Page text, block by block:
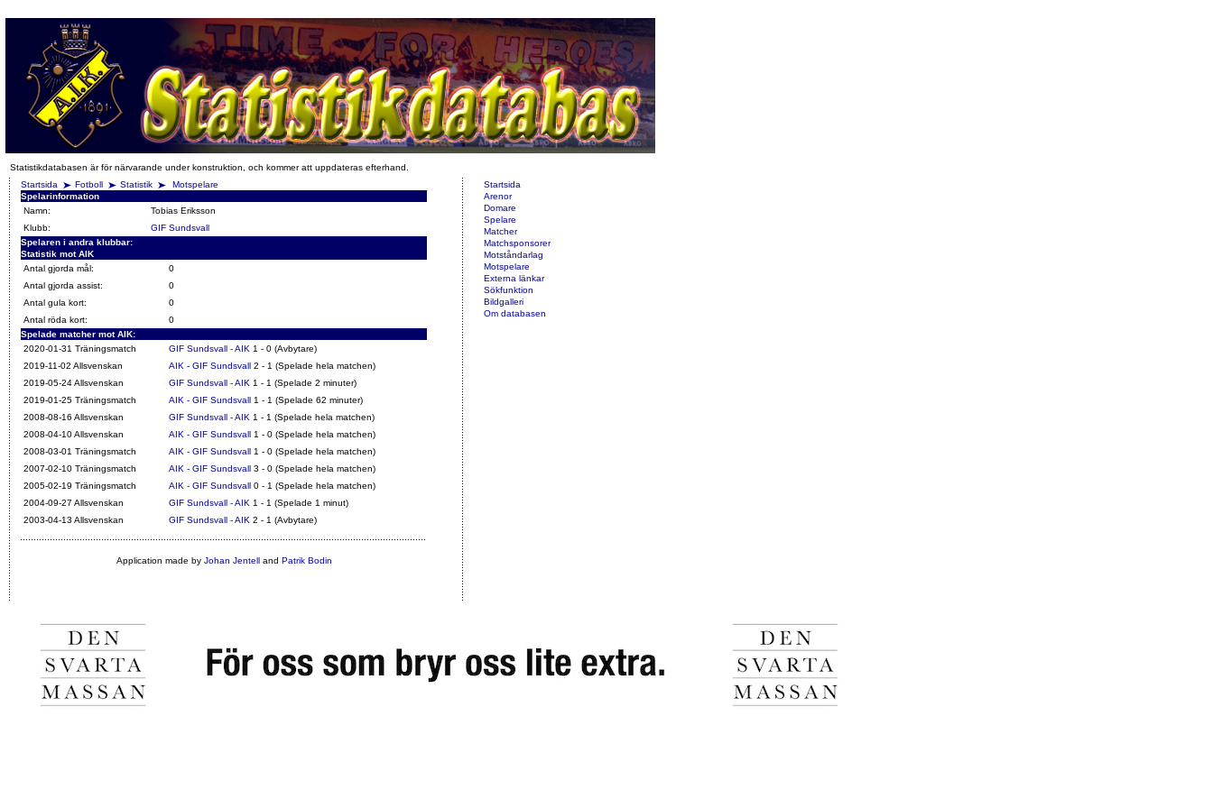
Statistikdatabasen är för närvarande under konstruktion, och kommer att uppdateras efterhand.
Startsida
Fotboll Statistik
Motspelare
Spelarinformation
Namn:
Tobias Eriksson
Klubb:
GIF Sundsvall
Spelaren i andra klubbar:
Statistik mot AIK
Antal gjorda mål:
0
Antal gjorda assist:
0
Antal gula kort:
0
Antal röda kort:
0
Spelade matcher mot AIK:
2020-01-31 Träningsmatch
GIF Sundsvall - AIK 1 - 0 (Avbytare)
2019-11-02 Allsvenskan
AIK - GIF Sundsvall 2 - 1 (Spelade hela matchen)
2019-05-24 Allsvenskan
GIF Sundsvall - AIK 1 - 1 (Spelade 2 minuter)
2019-01-25 Träningsmatch
AIK - GIF Sundsvall 1 - 1 (Spelade 62 minuter)
2008-08-16 Allsvenskan
GIF Sundsvall - AIK 1 - 1 (Spelade hela matchen)
2008-04-10 Allsvenskan
AIK - GIF Sundsvall 1 - 0 (Spelade hela matchen)
2008-03-01 Träningsmatch
AIK - GIF Sundsvall 1 - 0 (Spelade hela matchen)
2007-02-10 Träningsmatch
AIK - GIF Sundsvall 3 - 0 (Spelade hela matchen)
2005-02-19 Träningsmatch
AIK - GIF Sundsvall 0 - 1 (Spelade hela matchen)
2004-09-27 Allsvenskan
GIF Sundsvall - AIK 1 - 1 (Spelade 1 minut)
2003-04-13 Allsvenskan
GIF Sundsvall - AIK 2 - 1 (Avbytare)
Application made by Johan Jentelland Patrik Bodin
Startsida
Arenor
Domare
Spelare
Matcher
Matchsponsorer
Motståndarlag
Motspelare
Externa länkar
Sökfunktion
Bildgalleri
Om databasen